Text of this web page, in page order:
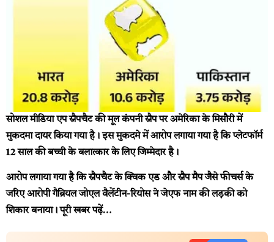
सोशल मीडिया एप स्नैपचैट की मूल कंपनी स्नैप पर अमेरिका के मिसौरी में
मुकदमा दायर किया गया है। इस मुकदमे में आरोप लगाया गया है कि प्लेटफॉर्म
12 साल की बच्ची के बलात्कार के लिए जिम्मेदार है।
आरोप लगाया गया है कि स्नैपचैट के क्विक एड और स्नैप मैप जैसे फीचर्स के
जरिए आरोपी गैब्रियल जोएल वैलेंटीन-रियोस ने जेएफ नाम की लड़की को
शिकार बनाया।पूरी खबर पढ़ें…